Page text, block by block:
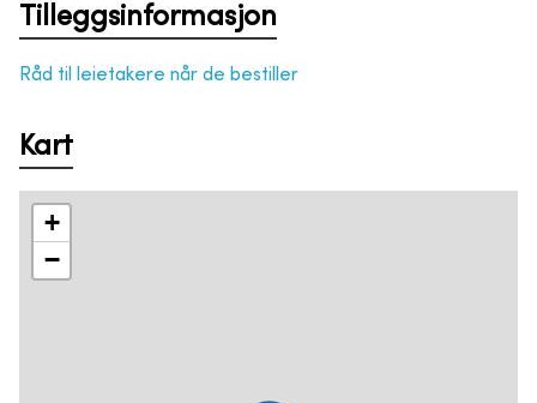
Tilleggsinformasjon
Råd til leietakere når de bestiller
Kart
+
−